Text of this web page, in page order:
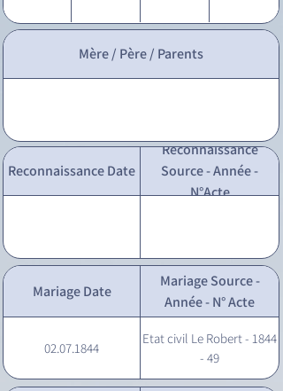
Mère / Père / Parents
Reconnaissance Date
Reconnaissance
Source - Année -
N°Acte
Mariage Date
Mariage Source -
Année - N° Acte
02.07.1844
Etat civil Le Robert - 1844
- 49